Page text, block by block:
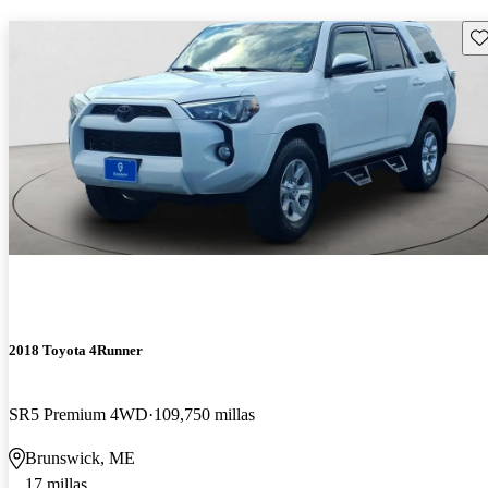
2018 Toyota 4Runner
SR5 Premium 4WD 109,750 millas
Brunswick, ME